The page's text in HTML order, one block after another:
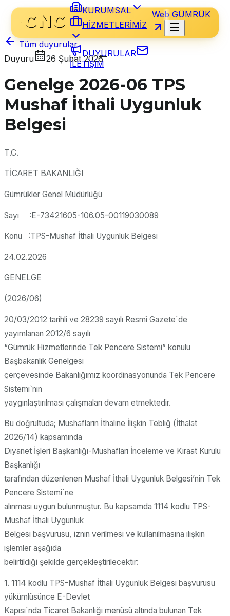
KURUMSAL
HİZMETLERİMİZ
DUYURULAR
İLETİŞİM
Web GÜMRÜK
Tüm duyurular
Duyuru
26 Şubat 2026
Genelge 2026-06 TPS
Mushaf İthali Uygunluk
Belgesi
T.C.
TİCARET BAKANLIĞI
Gümrükler Genel Müdürlüğü
Sayı :E-73421605-106.05-00119030089
Konu :TPS-Mushaf İthali Uygunluk Belgesi
24.02.2026
GENELGE
(2026/06)
20/03/2012 tarihli ve 28239 sayılı Resmî Gazete`de
yayımlanan 2012/6 sayılı
“Gümrük Hizmetlerinde Tek Pencere Sistemi” konulu
Başbakanlık Genelgesi
çerçevesinde Bakanlığımız koordinasyonunda Tek Pencere
Sistemi`nin
yaygınlaştırılması çalışmaları devam etmektedir.
Bu doğrultuda; Mushafların İthaline İlişkin Tebliğ (İthalat
2026/14) kapsamında
Diyanet İşleri Başkanlığı-Mushafları İnceleme ve Kıraat Kurulu
Başkanlığı
tarafından düzenlenen Mushaf İthali Uygunluk Belgesi’nin Tek
Pencere Sistemi`ne
alınması uygun bulunmuştur. Bu kapsamda 1114 kodlu TPS-
Mushaf İthali Uygunluk
Belgesi başvurusu, iznin verilmesi ve kullanılmasına ilişkin
işlemler aşağıda
belirtildiği şekilde gerçekleştirilecektir:
1. 1114 kodlu TPS-Mushaf İthali Uygunluk Belgesi başvurusu
yükümlüsünce E-Devlet
Kapısı`nda Ticaret Bakanlığı menüsü altında bulunan Tek